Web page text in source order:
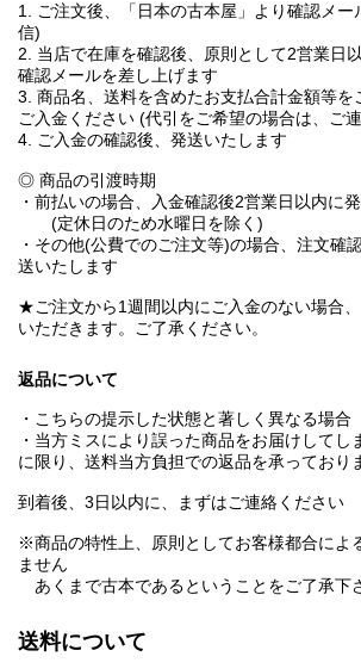
1. ご注文後、「日本の古本屋」より確認メー
信)
2. 当店で在庫を確認後、原則として2営業日
確認メールを差し上げます
3. 商品名、送料を含めたお支払合計金額等を
ご入金ください (代引をご希望の場合は、ご
4. ご入金の確認後、発送いたします
◎ 商品の引渡時期
・前払いの場合、入金確認後2営業日以内に
(定休日のため水曜日を除く)
・その他(公費でのご注文等)の場合、注文確
送いたします
★ご注文から1週間以内にご入金のない場合
いただきます。ご了承ください。
返品について
・こちらの提示した状態と著しく異なる場合
・当方ミスにより誤った商品をお届けしてし
に限り、送料当方負担での返品を承っており
到着後、3日以内に、まずはご連絡ください
※商品の特性上、原則としてお客様都合によ
ません
あくまで古本であるということをご了承下
送料について